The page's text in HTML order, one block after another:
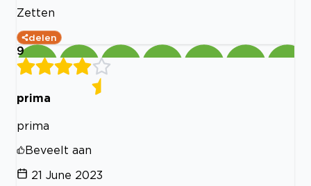
Zetten
delen
9
prima
prima
Beveelt aan
21 June 2023